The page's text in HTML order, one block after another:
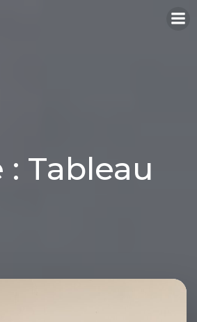
: Tableau